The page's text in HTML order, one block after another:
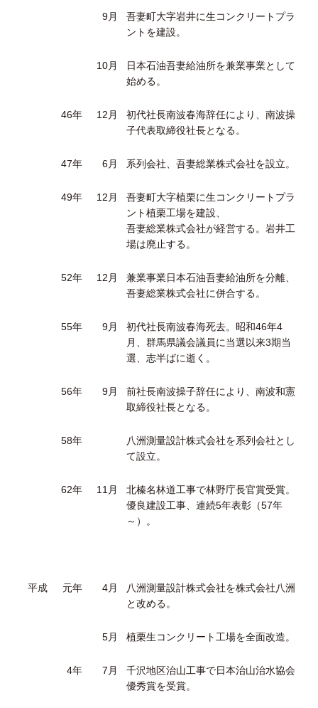
9月
吾妻町大字岩井に生コンクリートプラ
ントを建設。
10月
日本石油吾妻給油所を兼業事業として
始める。
46年 12月
初代社長南波春海辞任により、南波操
子代表取締役社長となる。
47年 6月 系列会社、吾妻総業株式会社を設立。
49年 12月
吾妻町大字植栗に生コンクリートプラ
ント植栗工場を建設、
吾妻総業株式会社が経営する。岩井工
場は廃止する。
52年 12月
兼業事業日本石油吾妻給油所を分離、
吾妻総業株式会社に併合する。
55年 9月
初代社長南波春海死去。昭和46年4
月、群馬県議会議員に当選以来3期当
選、志半ばに逝く。
56年 9月
前社長南波操子辞任により、南波和憲
取締役社長となる。
58年
八洲測量設計株式会社を系列会社とし
て設立。
62年 11月
北榛名林道工事で林野庁長官賞受賞。
優良建設工事、連続5年表彰（57年
～）。
平成 元年 4月
八洲測量設計株式会社を株式会社八洲
と改める。
5月 植栗生コンクリート工場を全面改造。
4年 7月
千沢地区治山工事で日本治山治水協会
優秀賞を受賞。